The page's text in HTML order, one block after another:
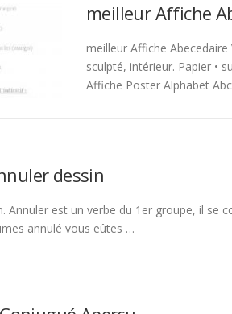
meilleur Affiche
meilleur Affiche Abecedaire
sculpté, intérieur. Papier •
Affiche Poster Alphabet
dessin
Annuler est un verbe du 1er groupe, il se
annulé vous eûtes …